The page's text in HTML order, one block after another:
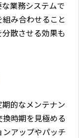
業務システムで
み合わせること
散させる効果も
的なメンテナン
時期を見極める
アップやパッチ